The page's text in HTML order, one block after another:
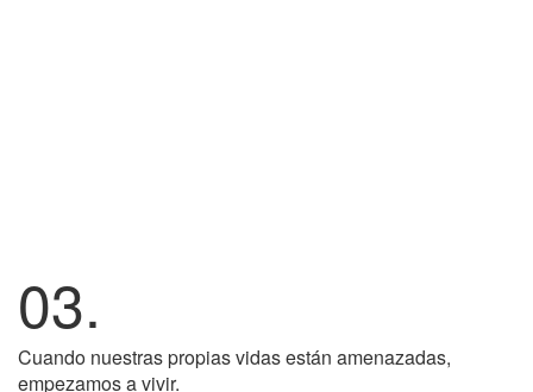
03.
Cuando nuestras propias vidas están amenazadas,
empezamos a vivir.